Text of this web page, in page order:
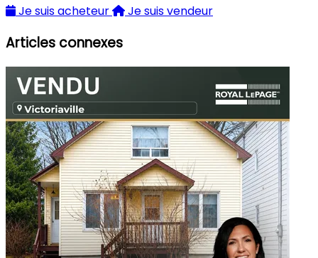
Je suis acheteur
Je suis vendeur
Articles connexes